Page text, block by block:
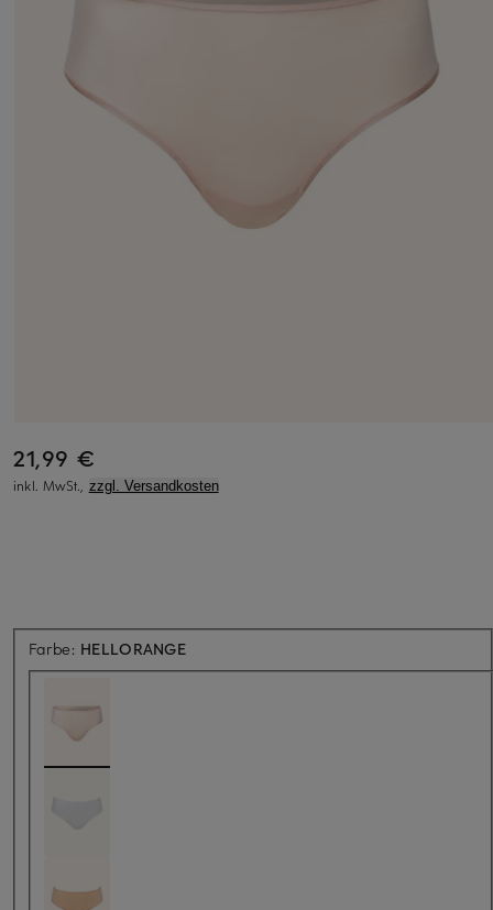
21,99 €
inkl. MwSt., zzgl. Versandkosten
Farbe: HELLORANGE